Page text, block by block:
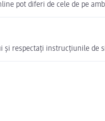
pot diferi de cele de pe
și respectați instrucțiunile de